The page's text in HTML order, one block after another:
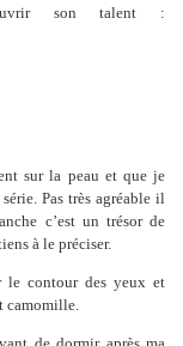
son talent :
sur la peau et que je
Pas très agréable il
c’est un trésor de
à le préciser.
contour des yeux et
camomille.